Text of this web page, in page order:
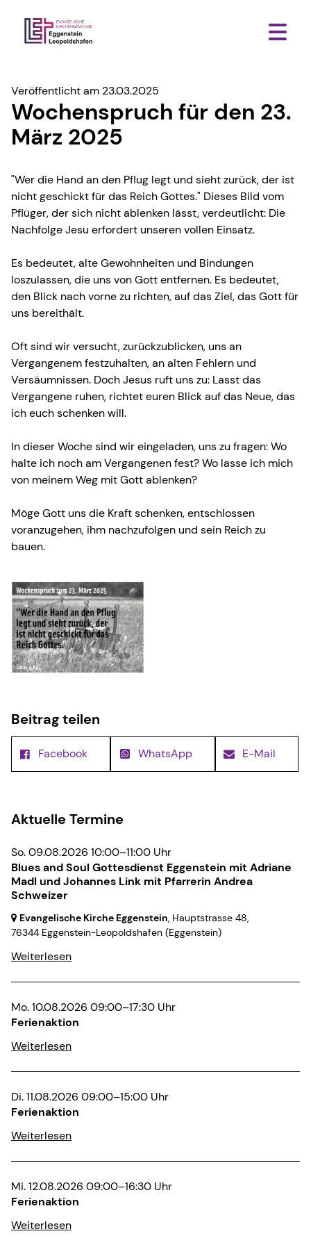
Veröffentlicht am 23.03.2025
Wochenspruch für den 23.
März 2025
"Wer die Hand an den Pflug legt und sieht zurück, der ist
nicht geschickt für das Reich Gottes." Dieses Bild vom
Pflüger, der sich nicht ablenken lässt, verdeutlicht: Die
Nachfolge Jesu erfordert unseren vollen Einsatz.
Es bedeutet, alte Gewohnheiten und Bindungen
loszulassen, die uns von Gott entfernen. Es bedeutet,
den Blick nach vorne zu richten, auf das Ziel, das Gott für
uns bereithält.
Oft sind wir versucht, zurückzublicken, uns an
Vergangenem festzuhalten, an alten Fehlern und
Versäumnissen. Doch Jesus ruft uns zu: Lasst das
Vergangene ruhen, richtet euren Blick auf das Neue, das
ich euch schenken will.
In dieser Woche sind wir eingeladen, uns zu fragen: Wo
halte ich noch am Vergangenen fest? Wo lasse ich mich
von meinem Weg mit Gott ablenken?
Möge Gott uns die Kraft schenken, entschlossen
voranzugehen, ihm nachzufolgen und sein Reich zu
bauen.
Beitrag teilen
Facebook WhatsApp E-Mail
Aktuelle Termine
So. 09.08.2026 10:00–11:00 Uhr
Blues and Soul Gottesdienst Eggenstein mit Adriane
Madl und Johannes Link mit Pfarrerin Andrea
Schweizer
Evangelische Kirche Eggenstein, Hauptstrasse 48,
76344 Eggenstein-Leopoldshafen (Eggenstein)
Weiterlesen
Mo. 10.08.2026 09:00–17:30 Uhr
Ferienaktion
Weiterlesen
Di. 11.08.2026 09:00–15:00 Uhr
Ferienaktion
Weiterlesen
Mi. 12.08.2026 09:00–16:30 Uhr
Ferienaktion
Weiterlesen